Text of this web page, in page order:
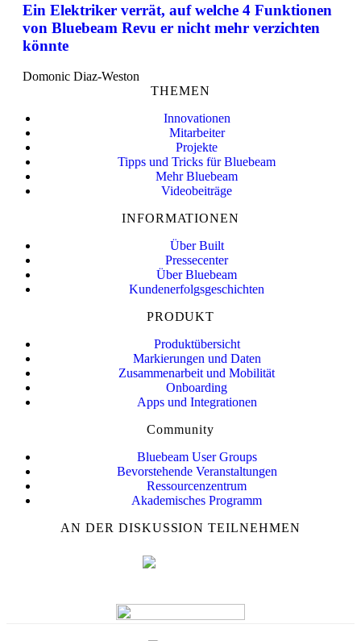
Ein Elektriker verrät, auf welche 4 Funktionen
von Bluebeam Revu er nicht mehr verzichten
könnte
Domonic Diaz-Weston
THEMEN
Innovationen
Mitarbeiter
Projekte
Tipps und Tricks für Bluebeam
Mehr Bluebeam
Videobeiträge
INFORMATIONEN
Über Built
Pressecenter
Über Bluebeam
Kundenerfolgsgeschichten
PRODUKT
Produktübersicht
Markierungen und Daten
Zusammenarbeit und Mobilität
Onboarding
Apps und Integrationen
Community
Bluebeam User Groups
Bevorstehende Veranstaltungen
Ressourcenzentrum
Akademisches Programm
AN DER DISKUSSION TEILNEHMEN